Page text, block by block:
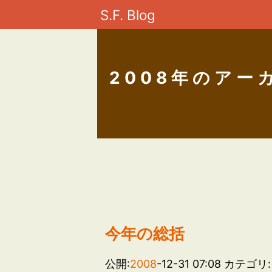
S.F. Blog
2008年のアー
今年の総括
公開:2008-12-31 07:08 カテゴリ: